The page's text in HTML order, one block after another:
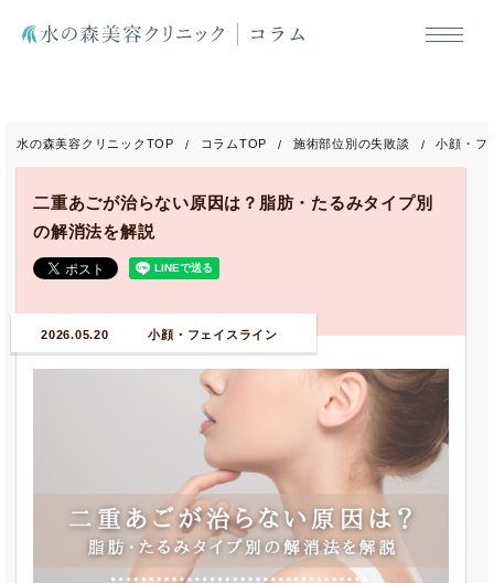
水の森美容クリニックTOP コラムTOP 施術部位別の失敗談 小顔・フ
二重あごが治らない原因は？脂肪・たるみタイプ別
の解消法を解説
2026.05.20 小顔・フェイスライン